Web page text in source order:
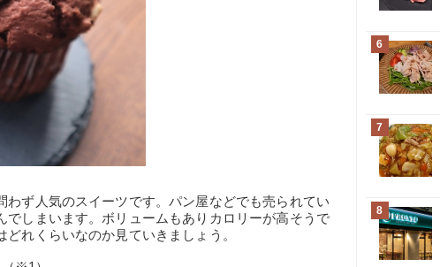
ず人気のスイーツです。パン屋などでも売られてい
でしまいます。ボリュームもありカロリーが高そうで
れくらいなのか見ていきましょう。
6
7
8